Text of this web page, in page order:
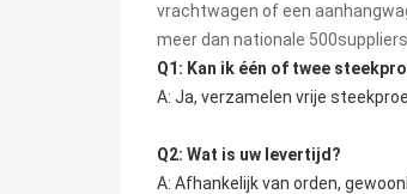
vrachtwagen of een
meer dan nationale
Q1: Kan ik één of twee
A: Ja, verzamelen vrije
Q2: Wat is uw levertijd?
A: Afhankelijk van orden,